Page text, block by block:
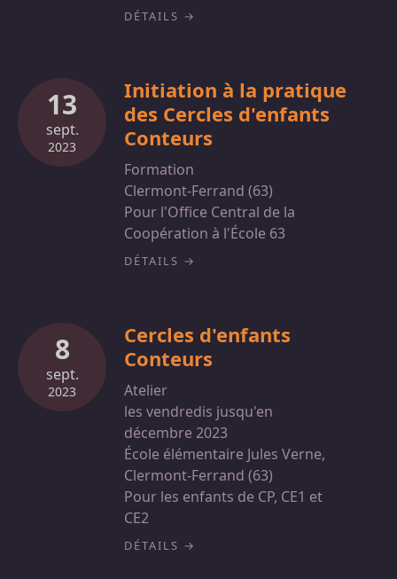
DÉTAILS
13
sept.
2023
Initiation à la pratique
des Cercles d'enfants
Conteurs
Formation
Clermont-Ferrand (63)
Pour l'Office Central de la
Coopération à l'École 63
DÉTAILS
8
sept.
2023
Cercles d'enfants
Conteurs
Atelier
les vendredis jusqu'en
décembre 2023
École élémentaire Jules Verne,
Clermont-Ferrand (63)
Pour les enfants de CP, CE1 et
CE2
DÉTAILS